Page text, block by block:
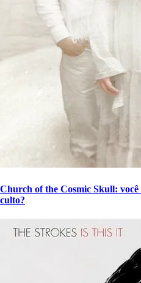
Church of the Cosmic Skull:
culto?